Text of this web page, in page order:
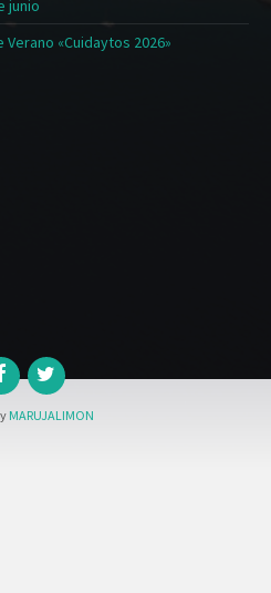
junio
«Cuidaytos 2026»
MARUJALIMON